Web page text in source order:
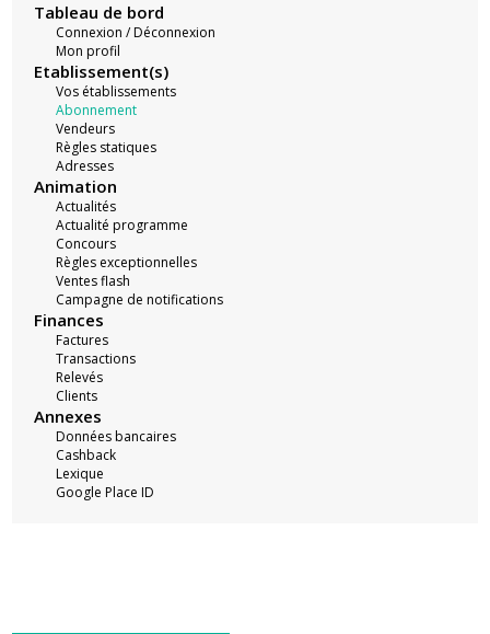
Tableau de bord
Connexion / Déconnexion
Mon profil
Etablissement(s)
Vos établissements
Abonnement
Vendeurs
Règles statiques
Adresses
Animation
Actualités
Actualité programme
Concours
Règles exceptionnelles
Ventes flash
Campagne de notifications
Finances
Factures
Transactions
Relevés
Clients
Annexes
Données bancaires
Cashback
Lexique
Google Place ID